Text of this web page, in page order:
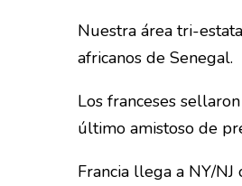
Nuestra área tri-
africanos de Senegal.
Los franceses
último amistoso de
Francia llega a NY/